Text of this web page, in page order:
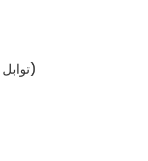
Epice poulet (توابل دجاج)